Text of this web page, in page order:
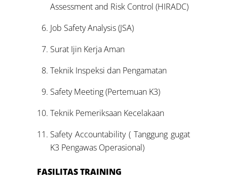
Assessment and Risk Control (HIRADC)
Job Safety Analysis (JSA)
Surat Ijin Kerja Aman
Teknik Inspeksi dan Pengamatan
Safety Meeting (Pertemuan K3)
Teknik Pemeriksaan Kecelakaan
Safety Accountability ( Tanggung gugat
K3 Pengawas Operasional)
FASILITAS TRAINING